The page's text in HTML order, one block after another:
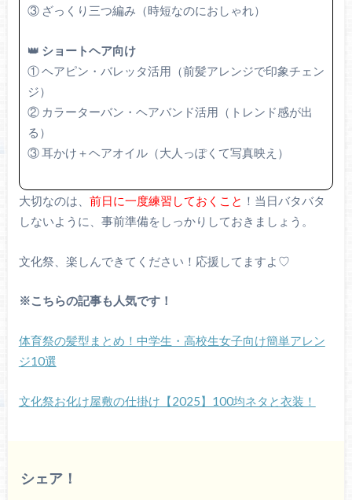
③ ざっくり三つ編み（時短なのにおしゃれ）
👑 ショートヘア向け
① ヘアピン・バレッタ活用（前髪アレンジで印象チェン
ジ）
② カラーターバン・ヘアバンド活用（トレンド感が出
る）
③ 耳かけ＋ヘアオイル（大人っぽくて写真映え）
大切なのは、 前日に一度練習しておくこと ！当日バタバタ
しないように、事前準備をしっかりしておきましょう。
文化祭、楽しんできてください！応援してますよ♡
※こちらの記事も人気です！
体育祭の髪型まとめ！中学生・高校生女子向け簡単アレン
ジ10選
文化祭お化け屋敷の仕掛け【2025】100均ネタと衣装！
シェア！